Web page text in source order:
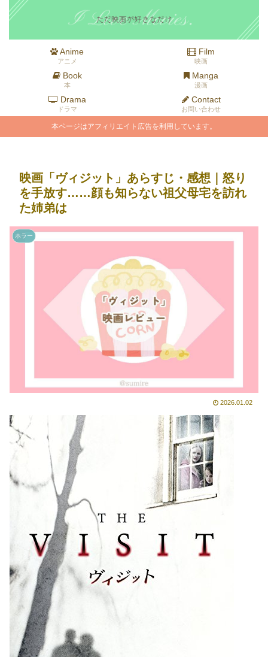
Anime
アニメ
Film
映画
Book
本
Manga
漫画
Drama
ドラマ
Contact
お問い合わせ
本ページはアフィリエイト広告を利用しています。
映画「ヴィジット」あらすじ・感想｜怒り
を手放す……顔も知らない祖父母宅を訪れ
た姉弟は
ホラー
2026.01.02